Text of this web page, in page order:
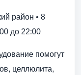
район • 8
до 22:00
помогут
целлюлита,